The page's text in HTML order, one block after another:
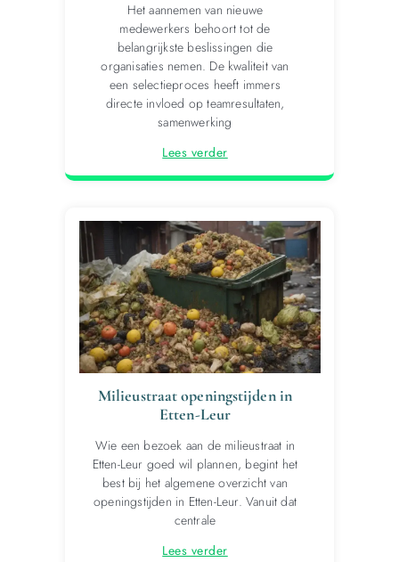
Het aannemen van nieuwe
medewerkers behoort tot de
belangrijkste beslissingen die
organisaties nemen. De kwaliteit van
een selectieproces heeft immers
directe invloed op teamresultaten,
samenwerking
Lees verder
Milieustraat openingstijden in
Etten-Leur
Wie een bezoek aan de milieustraat in
Etten-Leur goed wil plannen, begint het
best bij het algemene overzicht van
openingstijden in Etten-Leur. Vanuit dat
centrale
Lees verder